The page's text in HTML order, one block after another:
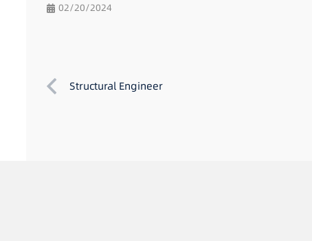
02/20/2024
Structural Engineer